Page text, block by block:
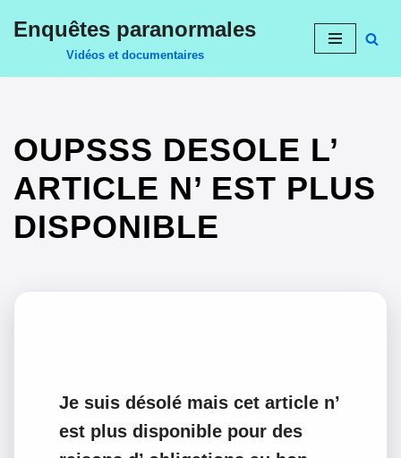
Enquêtes paranormales
Vidéos et documentaires
OUPSSS DESOLE L’
ARTICLE N’ EST PLUS
DISPONIBLE
Je suis désolé mais cet article n’
est plus disponible pour des